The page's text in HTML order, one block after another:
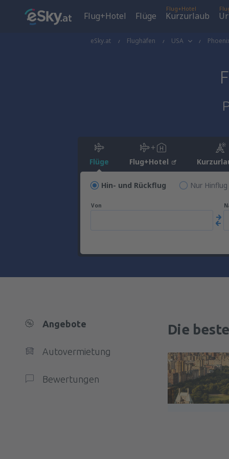
Flug+Hotel Flüge
Flug+Hotel
Kurzurlaub
eSky.at Flughäfen USA
Flüge Flug+Hotel
Hin- und Rückflug Nur Hinflug
Von
Angebote
Autovermietung
Bewertungen
Die